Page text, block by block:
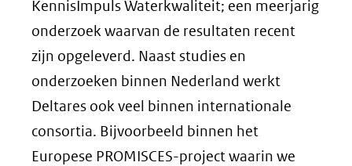
KennisImpuls Waterkwaliteit; een meerjarig
onderzoek waarvan de resultaten recent
zijn opgeleverd. Naast studies en
onderzoeken binnen Nederland werkt
Deltares ook veel binnen internationale
consortia. Bijvoorbeeld binnen het
Europese PROMISCES-project waarin we